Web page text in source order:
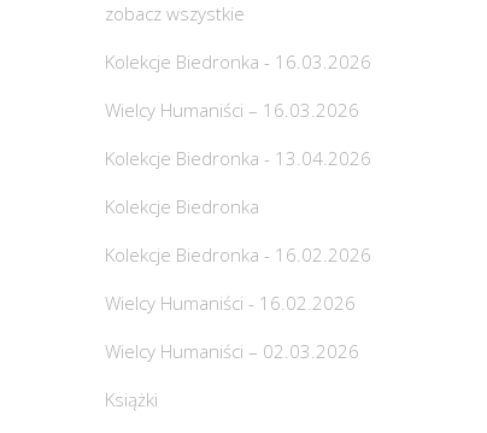
zobacz wszystkie
Kolekcje Biedronka - 16.03.2026
Wielcy Humaniści – 16.03.2026
Kolekcje Biedronka - 13.04.2026
Kolekcje Biedronka
Kolekcje Biedronka - 16.02.2026
Wielcy Humaniści - 16.02.2026
Wielcy Humaniści – 02.03.2026
Książki